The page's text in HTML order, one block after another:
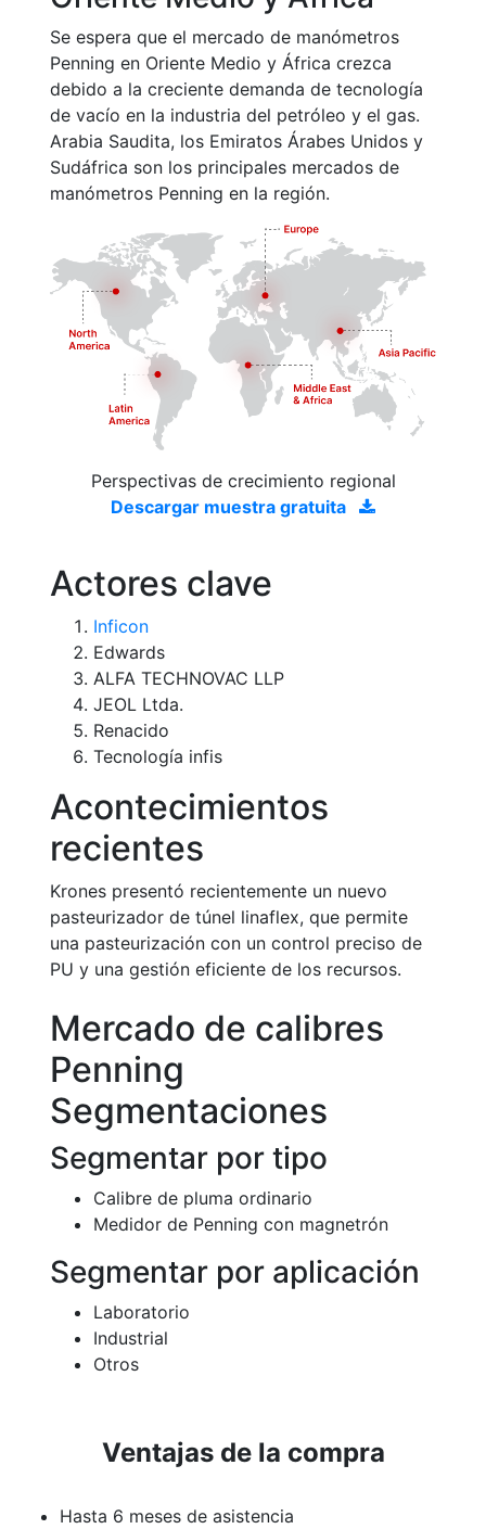
Se espera que el mercado de manómetros
Penning en Oriente Medio y África crezca
debido a la creciente demanda de tecnología
de vacío en la industria del petróleo y el gas.
Arabia Saudita, los Emiratos Árabes Unidos y
Sudáfrica son los principales mercados de
manómetros Penning en la región.
Perspectivas de crecimiento regional
Descargar muestra gratuita
Actores clave
Inficon
Edwards
ALFA TECHNOVAC LLP
JEOL Ltda.
Renacido
Tecnología infis
Acontecimientos
recientes
Krones presentó recientemente un nuevo
pasteurizador de túnel linaflex, que permite
una pasteurización con un control preciso de
PU y una gestión eficiente de los recursos.
Mercado de calibres
Penning
Segmentaciones
Segmentar por tipo
Calibre de pluma ordinario
Medidor de Penning con magnetrón
Segmentar por aplicación
Laboratorio
Industrial
Otros
Ventajas de la compra
Hasta 6 meses de asistencia